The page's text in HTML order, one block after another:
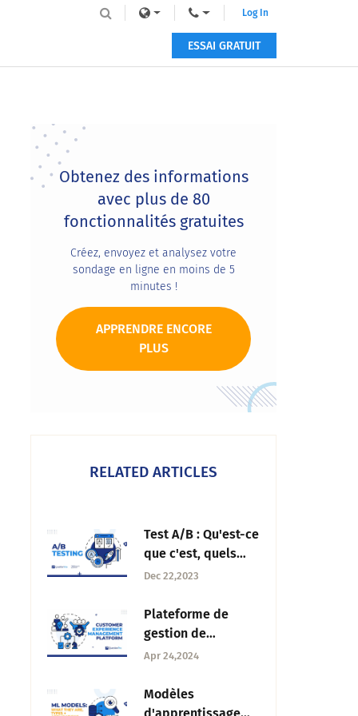
Log In
ESSAI GRATUIT
Primary
Sidebar
Obtenez des informations
avec plus de 80
fonctionnalités gratuites
Créez, envoyez et analysez votre
sondage en ligne en moins de 5
minutes !
APPRENDRE ENCORE
PLUS
RELATED ARTICLES
Test A/B : Qu'est-ce
que c'est, quels
sont les avantages
?
Dec 22,2023
Plateforme de
gestion de
l'expérience client :
pratiques
Apr 24,2024
Modèles